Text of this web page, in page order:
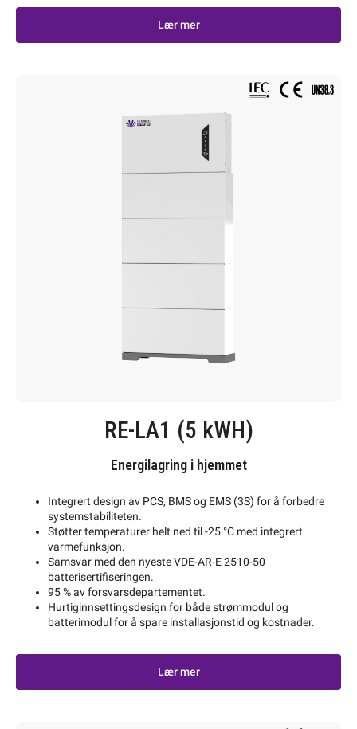
Lær mer
RE-LA1 (5 kWH)
Energilagring i hjemmet
Integrert design av PCS, BMS og EMS (3S) for å forbedre
systemstabiliteten.
Støtter temperaturer helt ned til -25 °C med integrert
varmefunksjon.
Samsvar med den nyeste VDE-AR-E 2510-50
batterisertifiseringen.
95 % av forsvarsdepartementet.
Hurtiginnsettingsdesign for både strømmodul og
batterimodul for å spare installasjonstid og kostnader.
Lær mer